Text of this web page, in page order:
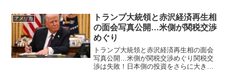
アメリカ
トランプ大統領と赤沢経済再生相
の面会写真公開…米側が関税交渉
めぐり
トランプ大統領と赤沢経済再生相の面会
写真公開…米側が関税交渉めぐり関税交
渉は失敗！日本側の投資をさらに大きく